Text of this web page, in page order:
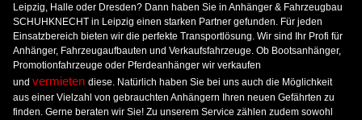
Leipzig, Halle oder Dresden? Dann haben Sie in Anhänger & Fahrzeugbau
SCHUHKNECHT in Leipzig einen starken Partner gefunden. Für jeden
Einsatzbereich bieten wir die perfekte Transportlösung. Wir sind Ihr Profi für
Anhänger, Fahrzeugaufbauten und Verkaufsfahrzeuge. Ob Bootsanhänger,
Promotionfahrzeuge oder Pferdeanhänger wir verkaufen
und vermieten diese. Natürlich haben Sie bei uns auch die Möglichkeit
aus einer Vielzahl von gebrauchten Anhängern Ihren neuen Gefährten zu
finden. Gerne beraten wir Sie! Zu unserem Service zählen zudem sowohl